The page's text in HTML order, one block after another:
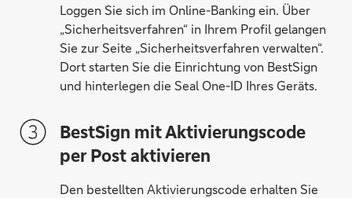
Loggen Sie sich im Online-Banking ein. Über
„Sicherheitsverfahren“ in Ihrem Profil gelangen
Sie zur Seite „Sicherheitsverfahren verwalten“.
Dort starten Sie die Einrichtung von BestSign
und hinterlegen die Seal One-ID Ihres Geräts.
BestSign mit Aktivierungscode
per Post aktivieren
Den bestellten Aktivierungscode erhalten Sie